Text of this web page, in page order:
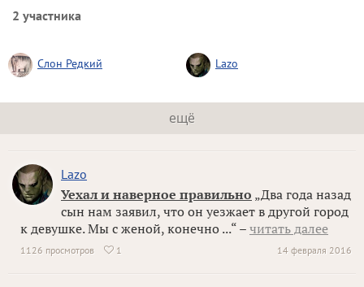
2 участника
Слон Редкий Lazo
ещё
Lazo
Уехал и наверное правильно „Два года назад
сын нам заявил, что он уезжает в другой город
к девушке. Мы с женой, конечно ...“ – читать далее
14 февраля 2016
1126 просмотров  1